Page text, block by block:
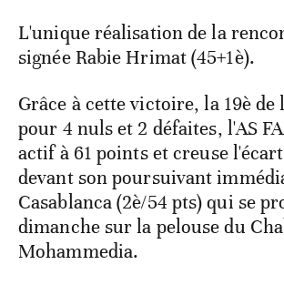
L'unique réalisation de la
signée Rabie Hrimat (45+1è).
Grâce à cette victoire, la 19è de
pour 4 nuls et 2 défaites, l'AS
actif à 61 points et creuse
devant son poursuivant
Casablanca (2è/54 pts) qui se
dimanche sur la pelouse du
Mohammedia.